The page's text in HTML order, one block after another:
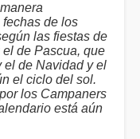
de los
las fiestas de
de Pascua, que
el de Navidad y el
el ciclo del sol.
los Campaners
está aún